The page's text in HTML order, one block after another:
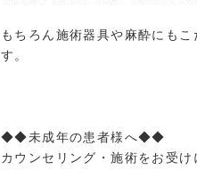
もちろん施術器具や麻酔にも
す。
◆◆未成年の患者様へ◆◆
カウンセリング・施術をお受